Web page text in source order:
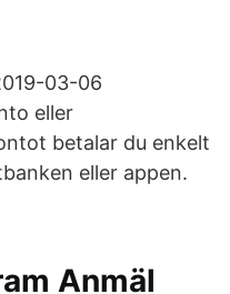
03-06
eller
betalar du enkelt
eller appen.
Anmäl